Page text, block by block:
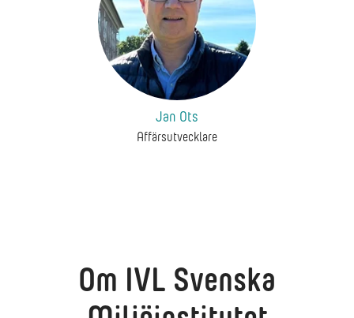
Jan Ots
Affärsutvecklare
Om IVL Svenska